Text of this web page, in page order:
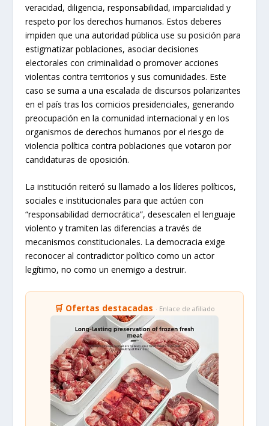
veracidad, diligencia, responsabilidad, imparcialidad y
respeto por los derechos humanos. Estos deberes
impiden que una autoridad pública use su posición para
estigmatizar poblaciones, asociar decisiones
electorales con criminalidad o promover acciones
violentas contra territorios y sus comunidades. Este
caso se suma a una escalada de discursos polarizantes
en el país tras los comicios presidenciales, generando
preocupación en la comunidad internacional y en los
organismos de derechos humanos por el riesgo de
violencia política contra poblaciones que votaron por
candidaturas de oposición.
La institución reiteró su llamado a los líderes políticos,
sociales e institucionales para que actúen con
“responsabilidad democrática”, desescalen el lenguaje
violento y tramiten las diferencias a través de
mecanismos constitucionales. La democracia exige
reconocer al contradictor político como un actor
legítimo, no como un enemigo a destruir.
🛒 Ofertas destacadas · Enlace de afiliado